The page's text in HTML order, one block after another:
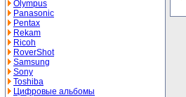
Olympus
Panasonic
Pentax
Rekam
Ricoh
RoverShot
Samsung
Sony
Toshiba
Цифровые альбомы